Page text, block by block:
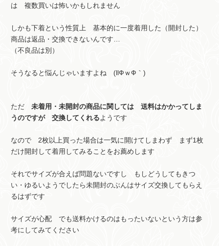
は 複数買いは怖いかもしれません
しかも下着という性質上 基本的に一度着用した（開封した）
商品は返品・交換できないんです…
（不良品は別）
そうなると悩んじゃいますよね (llФｗФ｀)
ただ未着用・未開封の商品に関しては 送料はかかってしま
うのですが 交換してくれるようです
なので 2枚以上買った場合は一気に開けてしまわず まず1枚
だけ開封して着用してみることをお薦めします
それでサイズが合えば問題ないですし もしどうしてもきつ
い・ゆるいようでしたら未開封のぶんはサイズ交換してもらえ
るはずです
サイズが心配 でも送料かけるのはもったいないという方は参
考にしてみてください